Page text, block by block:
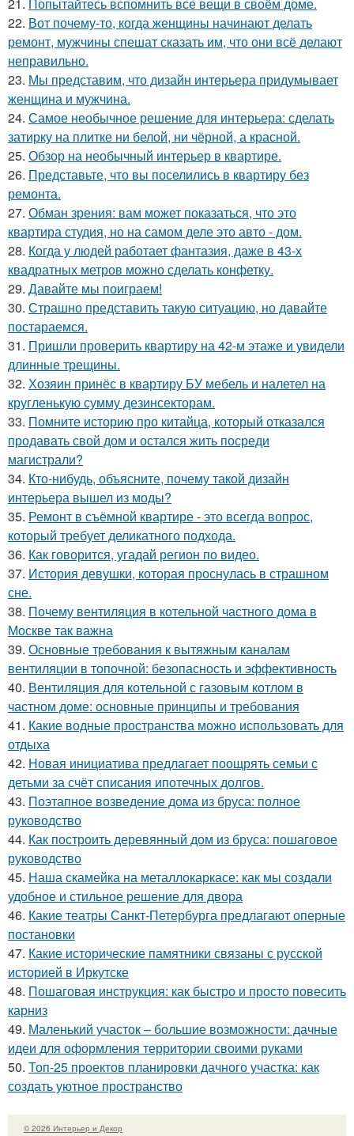
22. Вот почему-то, когда женщины начинают делать
ремонт, мужчины спешат сказать им, что они всё делают
неправильно.
23. Мы представим, что дизайн интерьера придумывает
женщина и мужчина.
24. Самое необычное решение для интерьера: сделать
затирку на плитке ни белой, ни чёрной, а красной.
25. Обзор на необычный интерьер в квартире.
26. Представьте, что вы поселились в квартиру без
ремонта.
27. Обман зрения: вам может показаться, что это
квартира студия, но на самом деле это авто - дом.
28. Когда у людей работает фантазия, даже в 43-х
квадратных метров можно сделать конфетку.
29. Давайте мы поиграем!
30. Страшно представить такую ситуацию, но давайте
постараемся.
31. Пришли проверить квартиру на 42-м этаже и увидели
длинные трещины.
32. Хозяин принёс в квартиру БУ мебель и налетел на
кругленькую сумму дезинсекторам.
33. Помните историю про китайца, который отказался
продавать свой дом и остался жить посреди
магистрали?
34. Кто-нибудь, объясните, почему такой дизайн
интерьера вышел из моды?
35. Ремонт в съёмной квартире - это всегда вопрос,
который требует деликатного подхода.
36. Как говорится, угадай регион по видео.
37. История девушки, которая проснулась в страшном
сне.
38. Почему вентиляция в котельной частного дома в
Москве так важна
39. Основные требования к вытяжным каналам
вентиляции в топочной: безопасность и эффективность
40. Вентиляция для котельной с газовым котлом в
частном доме: основные принципы и требования
41. Какие водные пространства можно использовать для
отдыха
42. Новая инициатива предлагает поощрять семьи с
детьми за счёт списания ипотечных долгов.
43. Поэтапное возведение дома из бруса: полное
руководство
44. Как построить деревянный дом из бруса: пошаговое
руководство
45. Наша скамейка на металлокаркасе: как мы создали
удобное и стильное решение для двора
46. Какие театры Санкт-Петербурга предлагают оперные
постановки
47. Какие исторические памятники связаны с русской
историей в Иркутске
48. Пошаговая инструкция: как быстро и просто повесить
карниз
49. Маленький участок – большие возможности: дачные
идеи для оформления территории своими руками
50. Топ-25 проектов планировки дачного участка: как
создать уютное пространство
© 2026 Интерьер и Декор